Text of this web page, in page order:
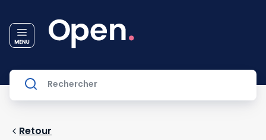
Retour